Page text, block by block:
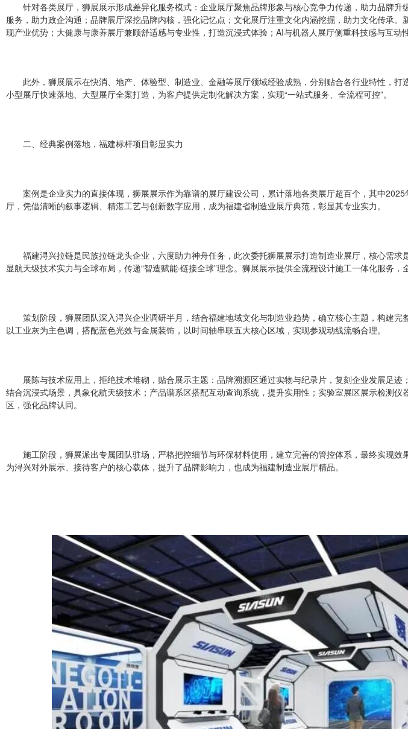
针对各类展厅，狮展展示形成差异化服务模式：企业展厅聚焦品牌形象与核心竞争力传递，助力品牌
服务，助力政企沟通；品牌展厅深挖品牌内核，强化记忆点；文化展厅注重文化内涵挖掘，助力文化传承
现产业优势；大健康与康养展厅兼顾舒适感与专业性，打造沉浸式体验；AI与机器人展厅侧重科技感与互动
此外，狮展展示在快消、地产、体验型、制造业、金融等展厅领域经验成熟，分别贴合各行业特性，打
小型展厅快速落地、大型展厅全案打造，为客户提供定制化解决方案，实现“一站式服务、全流程可控”。
二、经典案例落地，福建标杆项目彰显实力
案例是企业实力的直接体现，狮展展示作为靠谱的展厅建设公司，累计落地各类展厅超百个，其中
厅，凭借清晰的叙事逻辑、精湛工艺与创新数字应用，成为福建省制造业展厅典范，彰显其专业实力。
福建浔兴拉链是民族拉链龙头企业，六度助力神舟任务，此次委托狮展展示打造制造业展厅，核心需
显航天级技术实力与全球布局，传递“智造赋能·链接全球”理念。狮展展示提供全流程设计施工一体化服务，
策划阶段，狮展团队深入浔兴企业调研半月，结合福建地域文化与制造业趋势，确立核心主题，构建完
以工业灰为主色调，搭配蓝色光效与金属装饰，以时间轴串联五大核心区域，实现参观动线流畅合理。
展陈与技术应用上，拒绝技术堆砌，贴合展示主题：品牌溯源区通过实物与纪录片，复刻企业发展足迹
结合沉浸式场景，具象化航天级技术；产品谱系区搭配互动查询系统，提升实用性；实验室展区展示检测
区，强化品牌认同。
施工阶段，狮展派出专属团队驻场，严格把控细节与环保材料使用，建立完善的管控体系，最终实现
为浔兴对外展示、接待客户的核心载体，提升了品牌影响力，也成为福建制造业展厅精品。